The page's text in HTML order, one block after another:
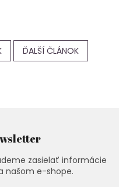
ĎALŠÍ ČLÁNOK
zasielať informácie
našom e-shope.